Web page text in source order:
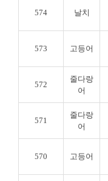
574 날치
573 고등어
572
줄다랑
어
571
줄다랑
어
570 고등어